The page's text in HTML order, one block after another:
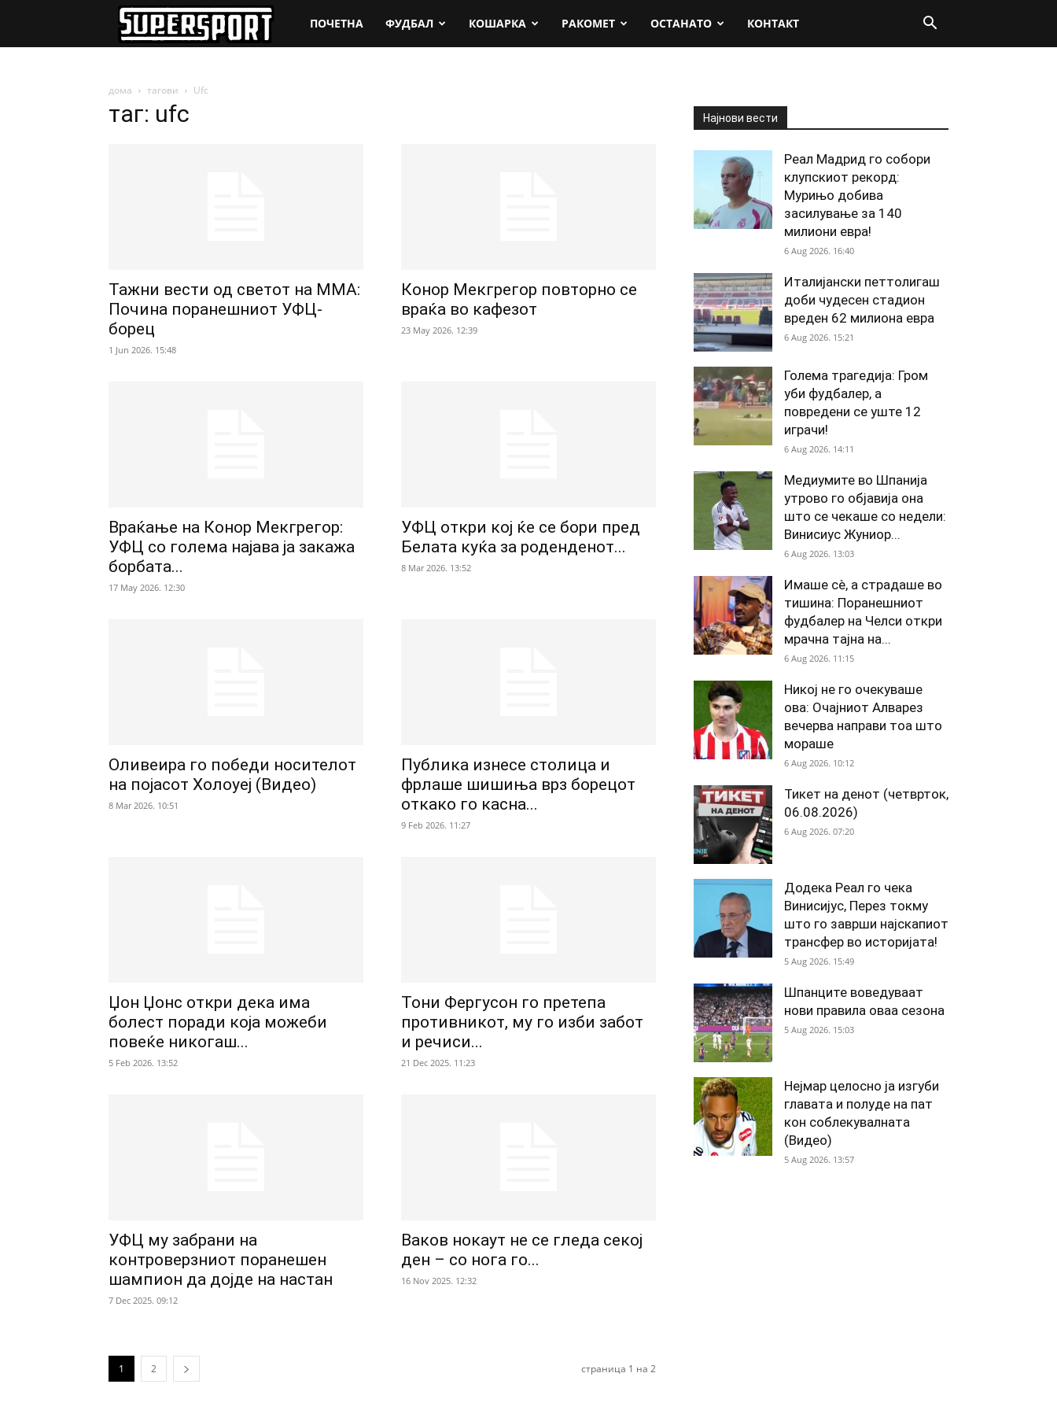
SuperSport.mk
ПОЧЕТНА ФУДБАЛ КОШАРКА РАКОМЕТ ОСТАНАТО КОНТАКТ
дома тагови Ufc
таг: ufc
Тажни вести од светот на ММА:
Почина поранешниот УФЦ-
борец
1 Jun 2026. 15:48
Конор Мекгрегор повторно се
враќа во кафезот
23 May 2026. 12:39
Враќање на Конор Мекгрегор:
УФЦ со голема најава ја закажа
борбата...
17 May 2026. 12:30
УФЦ откри кој ќе се бори пред
Белата куќа за роденденот...
8 Mar 2026. 13:52
Оливеира го победи носителот
на појасот Холоуеј (Видео)
8 Mar 2026. 10:51
Публика изнесе столица и
фрлаше шишиња врз борецот
откако го касна...
9 Feb 2026. 11:27
Џон Џонс откри дека има
болест поради која можеби
повеќе никогаш...
5 Feb 2026. 13:52
Тони Фергусон го претепа
противникот, му го изби забот
и речиси...
21 Dec 2025. 11:23
УФЦ му забрани на
контроверзниот поранешен
шампион да дојде на настан
7 Dec 2025. 09:12
Ваков нокаут не се гледа секој
ден – со нога го...
16 Nov 2025. 12:32
1 2 страница 1 на 2
Најнови вести
Реал Мадрид го собори
клупскиот рекорд:
Мурињо добива
засилување за 140
милиони евра!
6 Aug 2026. 16:40
Италијански петтолигаш
доби чудесен стадион
вреден 62 милиона евра
6 Aug 2026. 15:21
Голема трагедија: Гром
уби фудбалер, а
повредени се уште 12
играчи!
6 Aug 2026. 14:11
Медиумите во Шпанија
утрово го објавија она
што се чекаше со недели:
Винисиус Жуниор...
6 Aug 2026. 13:03
Имаше сè, а страдаше во
тишина: Поранешниот
фудбалер на Челси откри
мрачна тајна на...
6 Aug 2026. 11:15
Никој не го очекуваше
ова: Очајниот Алварез
вечерва направи тоа што
мораше
6 Aug 2026. 10:12
Тикет на денот (четврток,
06.08.2026)
6 Aug 2026. 07:20
Додека Реал го чека
Винисијус, Перез токму
што го заврши најскапиот
трансфер во историјата!
5 Aug 2026. 15:49
Шпанците воведуваат
нови правила оваа сезона
5 Aug 2026. 15:03
Нејмар целосно ја изгуби
главата и полуде на пат
кон соблекувалната
(Видео)
5 Aug 2026. 13:57